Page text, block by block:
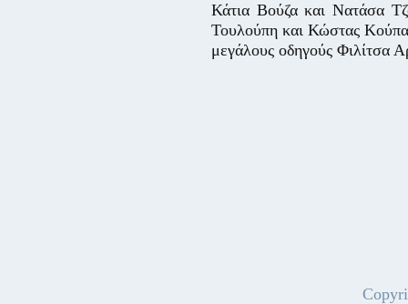
Κάτια Βούζα και Νατάσα
Τουλούπη και Κώστας
μεγάλους οδηγούς Φιλίτσα